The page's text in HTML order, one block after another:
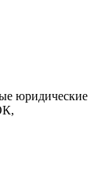
юридические